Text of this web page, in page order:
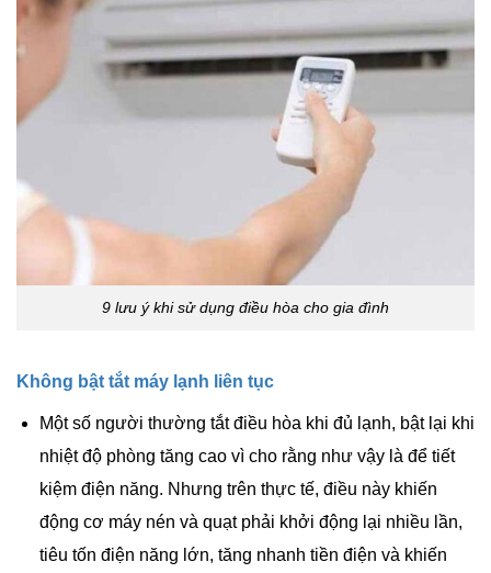
9 lưu ý khi sử dụng điều hòa cho gia đình
Không bật tắt máy lạnh liên tục
Một số người thường tắt điều hòa khi đủ lạnh, bật lại khi
nhiệt độ phòng tăng cao vì cho rằng như vậy là để tiết
kiệm điện năng. Nhưng trên thực tế, điều này khiến
động cơ máy nén và quạt phải khởi động lại nhiều lần,
tiêu tốn điện năng lớn, tăng nhanh tiền điện và khiến